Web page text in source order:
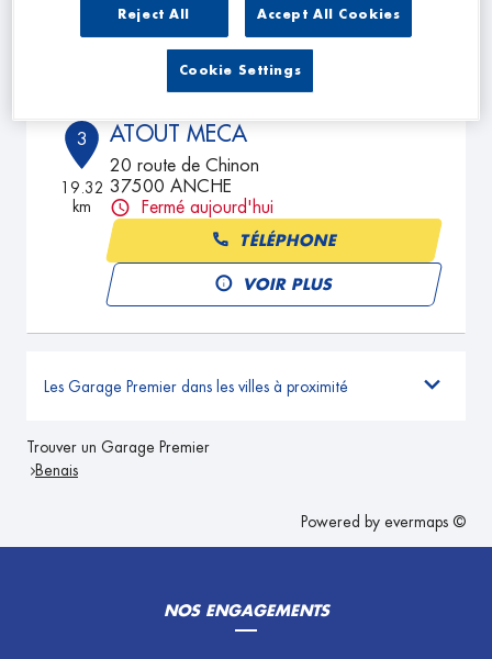
3
19.32
km
ATOUT MECA
20 route de Chinon
37500 ANCHE
Fermé aujourd'hui
TÉLÉPHONE
VOIR PLUS
Les Garage Premier dans les villes à proximité
Trouver un Garage Premier
Benais
Powered by evermaps ©
NOS ENGAGEMENTS
Reject All Accept All Cookies
Cookie Settings